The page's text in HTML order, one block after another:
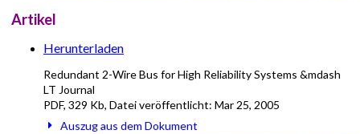
Artikel
Herunterladen
Redundant 2-Wire Bus for High Reliability Systems &mdash
LT Journal
PDF, 329 Kb, Datei veröffentlicht: Mar 25, 2005
Auszug aus dem Dokument